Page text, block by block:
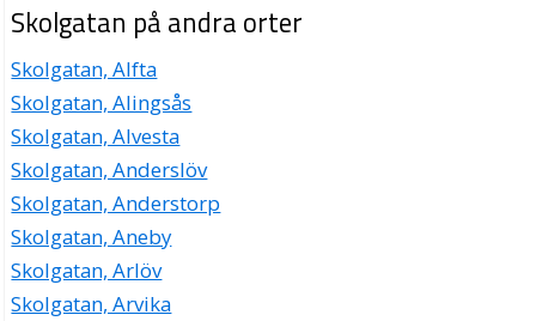
Skolgatan på andra orter
Skolgatan, Alfta
Skolgatan, Alingsås
Skolgatan, Alvesta
Skolgatan, Anderslöv
Skolgatan, Anderstorp
Skolgatan, Aneby
Skolgatan, Arlöv
Skolgatan, Arvika